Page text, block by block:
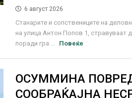
6 август 2026
Станарите и сопствениците на
на улица Антон Попов 1, стравуваат
поради гра ...
Повеќе
ОСУММИНА
СООБРАЌАЈНА